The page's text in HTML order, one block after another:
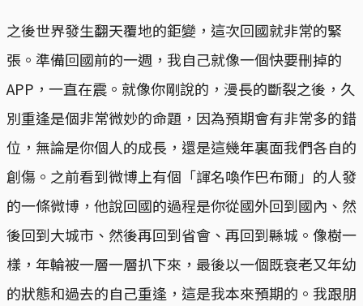
之後世界發生翻天覆地的鉅變，這次回國就非常的緊
張。準備回國前的一週，我自己就像一個快要刪掉的
APP，一直在震。就像你剛說的，漫長的斷裂之後，久
別重逢是個非常微妙的命題，因為預期會有非常多的錯
位，無論是你個人的成長，還是這幾年裏面我們各自的
創傷。之前看到微博上有個「諢名喚作巴布爾」的人發
的一條微博，他說回國的過程是你從國外回到國內、然
後回到大城市、然後再回到省會、再回到縣城。像樹一
樣，年輪被一層一層扒下來，最後以一個既衰老又年幼
的狀態和過去的自己重逢，這是我本來預期的。我跟朋